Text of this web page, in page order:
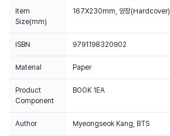
Item
Size(mm)
167X230mm, 양장(Hardcover)
ISBN 9791198320902
Material Paper
Product
Component
BOOK 1EA
Author Myeongseok Kang, BTS